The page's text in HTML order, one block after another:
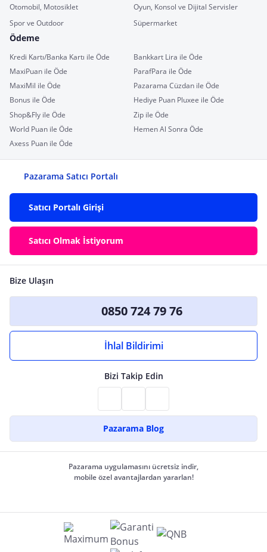
Otomobil, Motosiklet
Oyun, Konsol ve Dijital Servisler
Spor ve Outdoor
Süpermarket
Ödeme
Kredi Kartı/Banka Kartı ile Öde
Bankkart Lira ile Öde
MaxiPuan ile Öde
ParafPara ile Öde
MaxiMil ile Öde
Pazarama Cüzdan ile Öde
Bonus ile Öde
Hediye Puan Pluxee ile Öde
Shop&Fly ile Öde
Zip ile Öde
World Puan ile Öde
Hemen Al Sonra Öde
Axess Puan ile Öde
Pazarama Satıcı Portalı
Satıcı Portalı Girişi
Satıcı Olmak İstiyorum
Bize Ulaşın
0850 724 79 76
İhlal Bildirimi
Bizi Takip Edin
Pazarama Blog
Pazarama uygulamasını ücretsiz indir,
mobile özel avantajlardan yararlan!